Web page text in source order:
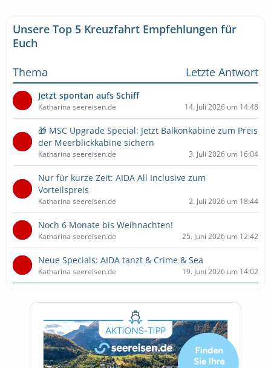
Unsere Top 5 Kreuzfahrt Empfehlungen für
Euch
Thema
Letzte Antwort
Jetzt spontan aufs Schiff
Katharina seereisen.de 14. Juli 2026 um 14:48
🎁 MSC Upgrade Special: Jetzt Balkonkabine zum Preis
der Meerblickkabine sichern
Katharina seereisen.de 3. Juli 2026 um 16:04
Nur für kurze Zeit: AIDA All Inclusive zum
Vorteilspreis
Katharina seereisen.de 2. Juli 2026 um 18:44
Noch 6 Monate bis Weihnachten!
Katharina seereisen.de 25. Juni 2026 um 12:42
Neue Specials: AIDA tanzt & Crime & Sea
Katharina seereisen.de 19. Juni 2026 um 14:02